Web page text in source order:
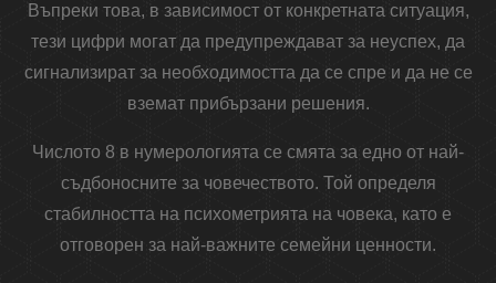
Въпреки това, в зависимост от конкретната ситуация,
тези цифри могат да предупреждават за неуспех, да
сигнализират за необходимостта да се спре и да не се
вземат прибързани решения.
Числото 8 в нумерологията се смята за едно от най-
съдбоносните за човечеството. Той определя
стабилността на психометрията на човека, като е
отговорен за най-важните семейни ценности.